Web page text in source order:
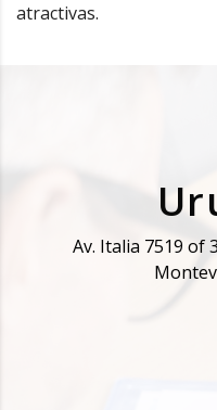
atractivas.
Av. Italia 7519 of